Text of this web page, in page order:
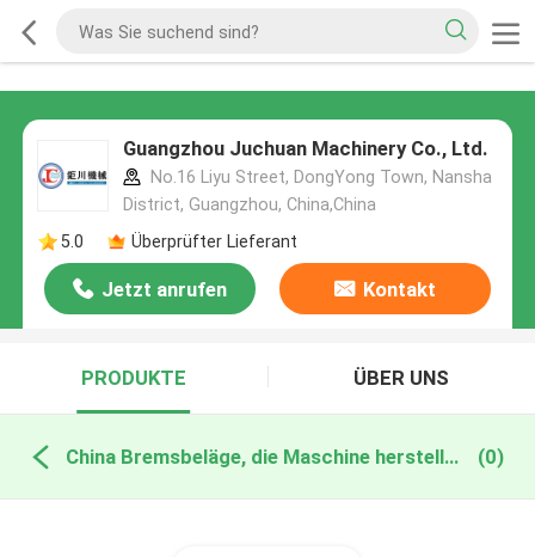
Guangzhou Juchuan Machinery Co., Ltd.
No.16 Liyu Street, DongYong Town, Nansha
District, Guangzhou, China,China
5.0
Überprüfter Lieferant
Jetzt anrufen Kontakt
PRODUKTE ÜBER UNS
China Bremsbeläge, die Maschine herstellen (0)